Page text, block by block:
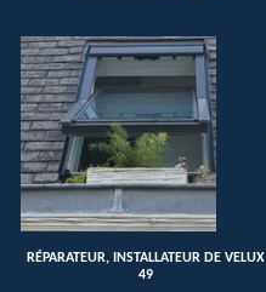
RÉPARATEUR, INSTALLATEUR DE VELUX
49